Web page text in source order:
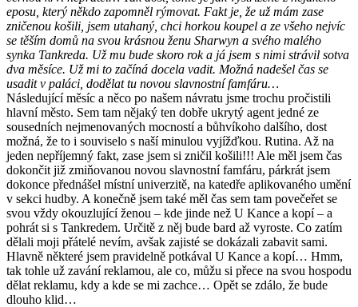
eposu, který někdo zapomněl rýmovat. Fakt je, že už mám zase
zničenou košili, jsem utahaný, chci horkou koupel a ze všeho nejvíc
se těším domů na svou krásnou ženu Sharwyn a svého malého
synka Tankreda. Už mu bude skoro rok a já jsem s nimi strávil sotva
dva měsíce. Už mi to začíná docela vadit. Možná nadešel čas se
usadit v paláci, dodělat tu novou slavnostní famfáru…
Následující měsíc a něco po našem návratu jsme trochu pročistili
hlavní město. Sem tam nějaký ten dobře ukrytý agent jedné ze
sousedních nejmenovaných mocností a bůhvíkoho dalšího, dost
možná, že to i souviselo s naší minulou vyjížďkou. Rutina. Až na
jeden nepříjemný fakt, zase jsem si zničil košili!!! Ale měl jsem čas
dokončit již zmiňovanou novou slavnostní famfáru, párkrát jsem
dokonce přednášel místní univerzitě, na katedře aplikovaného umění
v sekci hudby. A konečně jsem také měl čas sem tam povečeřet se
svou vždy okouzlující ženou – kde jinde než U Kance a kopí – a
pohrát si s Tankredem. Určitě z něj bude bard až vyroste. Co zatím
dělali moji přátelé nevím, avšak zajisté se dokázali zabavit sami.
Hlavně některé jsem pravidelně potkával U Kance a kopí… Hmm,
tak tohle už zavání reklamou, ale co, můžu si přece na svou hospodu
dělat reklamu, kdy a kde se mi zachce… Opět se zdálo, že bude
dlouho klid…